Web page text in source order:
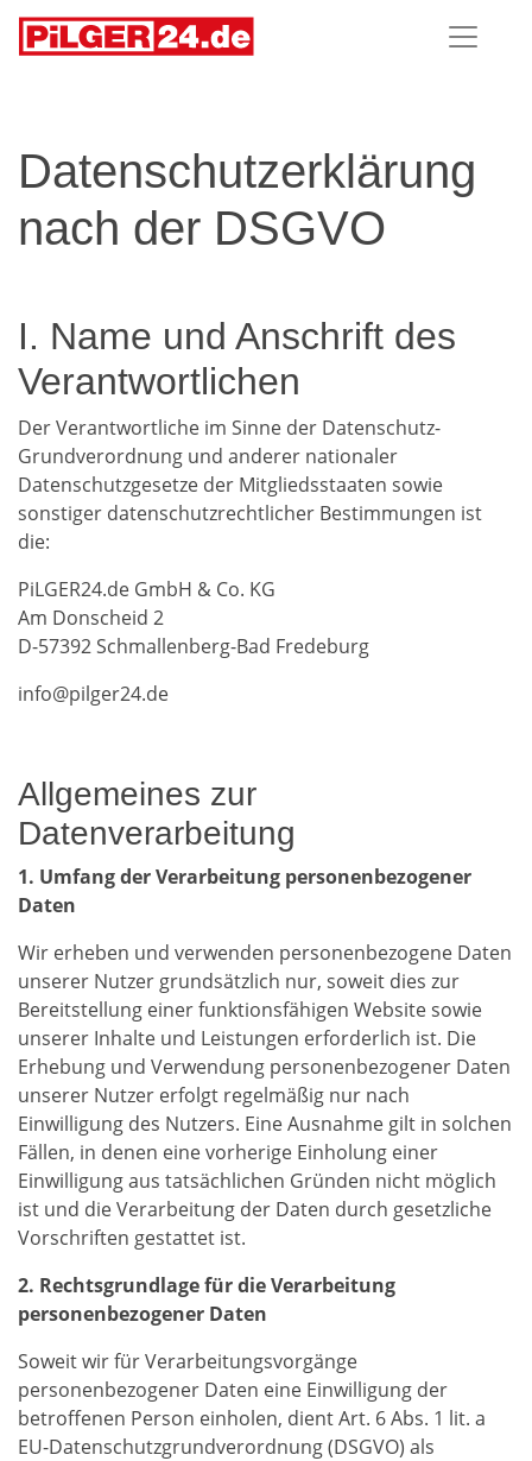
Datenschutzerklärung
nach der DSGVO
I. Name und Anschrift des
Verantwortlichen
Der Verantwortliche im Sinne der Datenschutz-
Grundverordnung und anderer nationaler
Datenschutzgesetze der Mitgliedsstaaten sowie
sonstiger datenschutzrechtlicher Bestimmungen ist
die:
PiLGER24.de GmbH & Co. KG
Am Donscheid 2
D-57392 Schmallenberg-Bad Fredeburg
info@pilger24.de
Allgemeines zur
Datenverarbeitung
1. Umfang der Verarbeitung personenbezogener
Daten
Wir erheben und verwenden personenbezogene Daten
unserer Nutzer grundsätzlich nur, soweit dies zur
Bereitstellung einer funktionsfähigen Website sowie
unserer Inhalte und Leistungen erforderlich ist. Die
Erhebung und Verwendung personenbezogener Daten
unserer Nutzer erfolgt regelmäßig nur nach
Einwilligung des Nutzers. Eine Ausnahme gilt in solchen
Fällen, in denen eine vorherige Einholung einer
Einwilligung aus tatsächlichen Gründen nicht möglich
ist und die Verarbeitung der Daten durch gesetzliche
Vorschriften gestattet ist.
2. Rechtsgrundlage für die Verarbeitung
personenbezogener Daten
Soweit wir für Verarbeitungsvorgänge
personenbezogener Daten eine Einwilligung der
betroffenen Person einholen, dient Art. 6 Abs. 1 lit. a
EU-Datenschutzgrundverordnung (DSGVO) als